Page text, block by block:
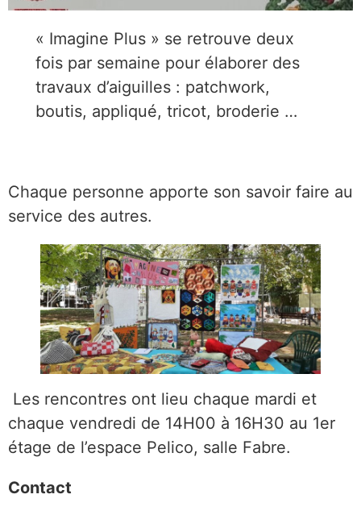
« Imagine Plus » se retrouve deux
fois par semaine pour élaborer des
travaux d’aiguilles : patchwork,
boutis, appliqué, tricot, broderie …
Chaque personne apporte son savoir faire au
service des autres.
Les rencontres ont lieu chaque mardi et
chaque vendredi de 14H00 à 16H30 au 1er
étage de l’espace Pelico, salle Fabre.
Contact